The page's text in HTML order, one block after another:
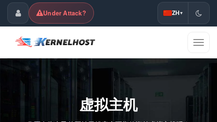
客户中心Under Attack? ZH ▾
切
航
虚拟主机